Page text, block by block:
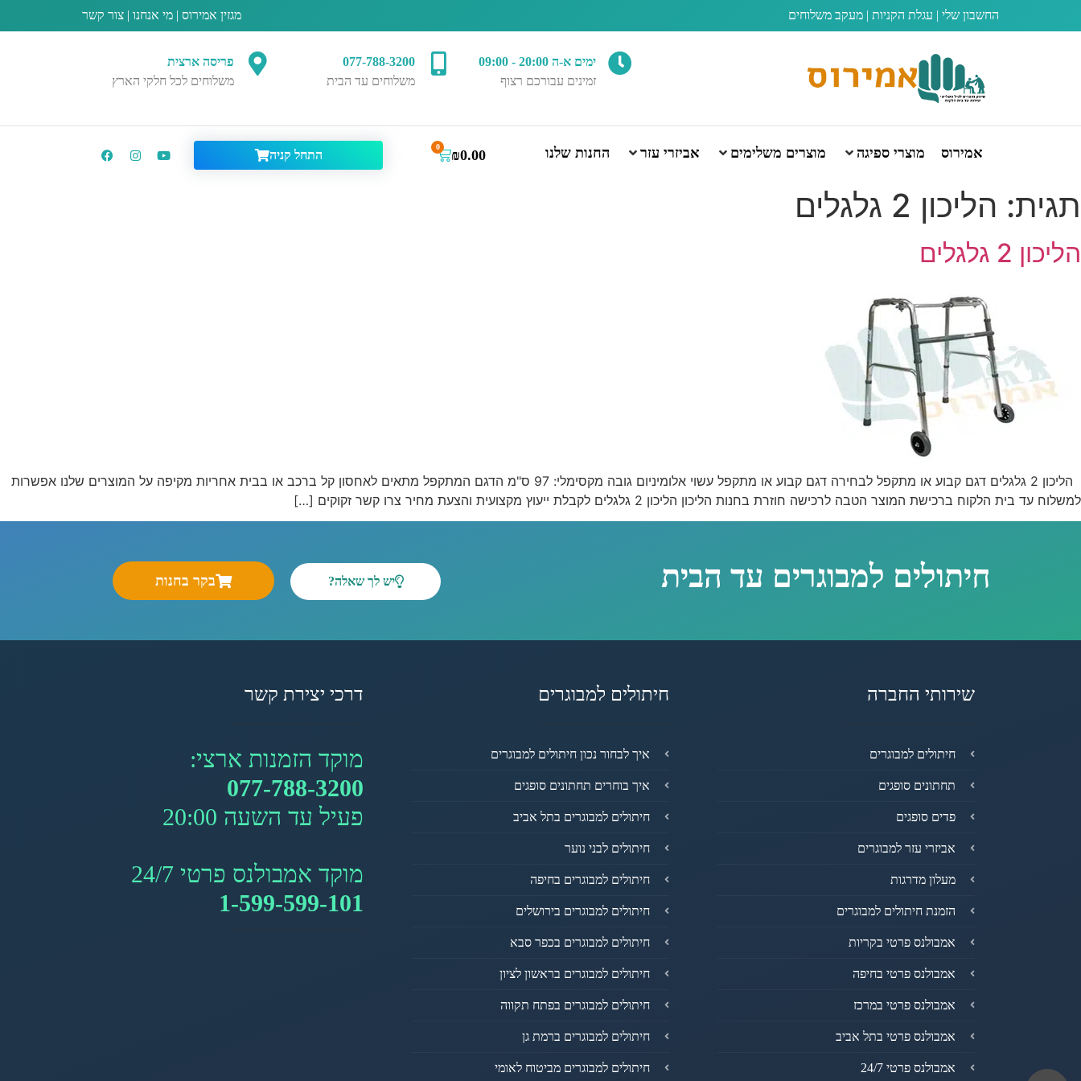
החשבון שלי | עגלת הקניות | מעקב משלוחים מגזין אמירוס | מי אנחנו | צור קשר
ימים א-ה 20:00 - 09:00
זמינים עבורכם רצוף
077-788-3200
משלוחים עד הבית
פריסה ארצית
משלוחים לכל חלקי הארץ
אמירוס מוצרי ספיגה מוצרים משלימים אביזרי עזר החנות שלנו ₪0.00
0
התחל קניה
תגית: הליכון 2 גלגלים
הליכון 2 גלגלים
הליכון 2 גלגלים דגם קבוע או מתקפל לבחירה דגם קבוע או מתקפל עשוי אלומיניום גובה מקסימלי: 97 ס"מ הדגם המתקפל מתאים לאחסון קל ברכב או בבית אחריות מקיפה על המוצרים שלנו אפשרות
למשלוח עד בית הלקוח ברכישת המוצר הטבה לרכישה חוזרת בחנות הליכון הליכון 2 גלגלים לקבלת ייעוץ מקצועית והצעת מחיר צרו קשר זקוקים […]
חיתולים למבוגרים עד הבית יש לך שאלה? בקר בחנות
שירותי החברה
חיתולים למבוגרים
תחתונים סופגים
פדים סופגים
אביזרי עזר למבוגרים
מעלון מדרגות
הזמנת חיתולים למבוגרים
אמבולנס פרטי בקריות
אמבולנס פרטי בחיפה
אמבולנס פרטי במרכז
אמבולנס פרטי בתל אביב
אמבולנס פרטי 24/7
חיתולים למבוגרים
איך לבחור נכון חיתולים למבוגרים
איך בוחרים תחתונים סופגים
חיתולים למבוגרים בתל אביב
חיתולים לבני נוער
חיתולים למבוגרים בחיפה
חיתולים למבוגרים בירושלים
חיתולים למבוגרים בכפר סבא
חיתולים למבוגרים בראשון לציון
חיתולים למבוגרים בפתח תקווה
חיתולים למבוגרים ברמת גן
חיתולים למבוגרים מביטוח לאומי
דרכי יצירת קשר
מוקד הזמנות ארצי:
077-788-3200
פעיל עד השעה 20:00
מוקד אמבולנס פרטי 24/7
1-599-599-101